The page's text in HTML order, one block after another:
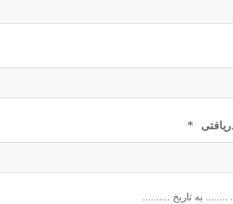
*
به تاریخ ..........